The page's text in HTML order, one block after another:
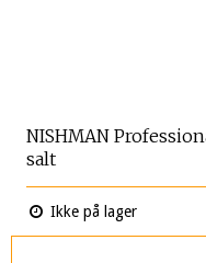
NISHMAN
salt
Ikke på lager